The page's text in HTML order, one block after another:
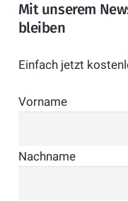
Mit unserem
bleiben
Einfach jetzt
Vorname
Nachname